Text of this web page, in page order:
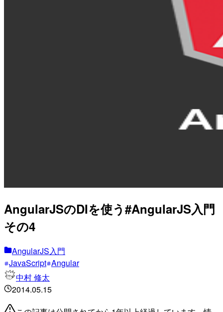
AngularJSのDIを使う#AngularJS入門
その4
AngularJS入門
JavaScript Angular
中村 修太
2014.05.15